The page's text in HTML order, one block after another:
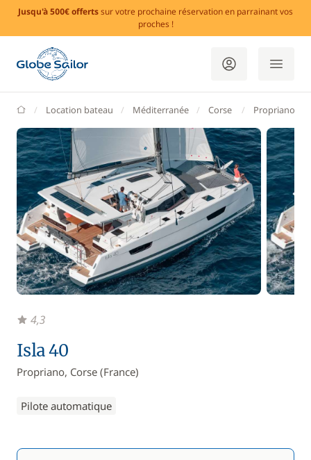
Jusqu'à 500€ offertssur votre prochaine réservation en parrainant vos
proches !
GlobeSailor
Location bateau Méditerranée Corse Propriano
Isla 40
Propriano, Corse (France)
Pilote automatique
4,3